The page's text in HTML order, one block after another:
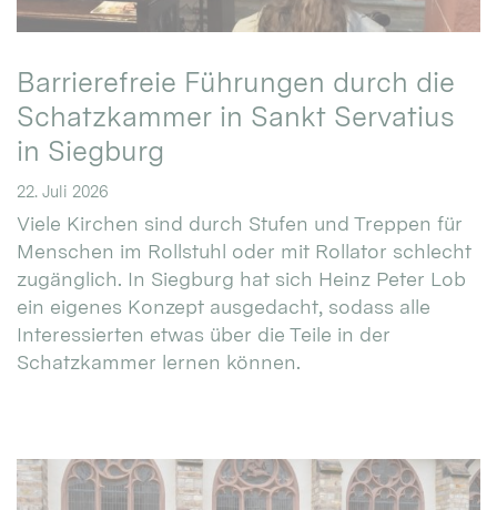
Barrierefreie Führungen durch die
Schatzkammer in Sankt Servatius
in Siegburg
22. Juli 2026
Viele Kirchen sind durch Stufen und Treppen für
Menschen im Rollstuhl oder mit Rollator schlecht
zugänglich. In Siegburg hat sich Heinz Peter Lob
ein eigenes Konzept ausgedacht, sodass alle
Interessierten etwas über die Teile in der
Schatzkammer lernen können.